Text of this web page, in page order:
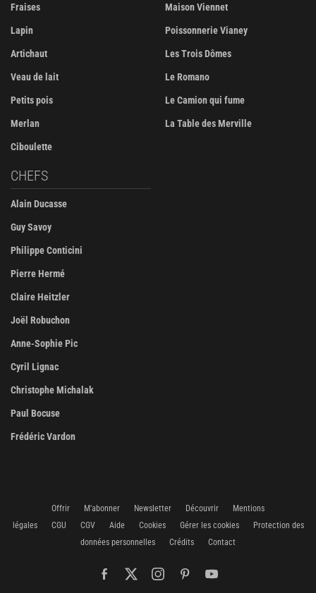
Fraises
Lapin
Artichaut
Veau de lait
Petits pois
Merlan
Ciboulette
Maison Viennet
Poissonnerie Vianey
Les Trois Dômes
Le Romano
Le Camion qui fume
La Table des Merville
CHEFS
Alain Ducasse
Guy Savoy
Philippe Conticini
Pierre Hermé
Claire Heitzler
Joël Robuchon
Anne-Sophie Pic
Cyril Lignac
Christophe Michalak
Paul Bocuse
Frédéric Vardon
Offrir M'abonner Newsletter Découvrir
Mentions
légales
CGU CGV Aide Cookies Gérer les cookies
Protection des
données personnelles
Crédits Contact